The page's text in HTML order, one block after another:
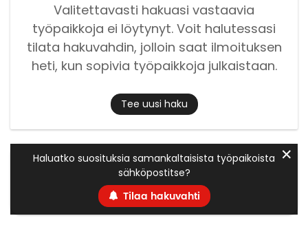
Valitettavasti hakuasi vastaavia
työpaikkoja ei löytynyt. Voit halutessasi
tilata hakuvahdin, jolloin saat ilmoituksen
heti, kun sopivia työpaikkoja julkaistaan.
Tee uusi haku
Haluatko suosituksia samankaltaisista työpaikoista
sähköpostitse?
Tilaa hakuvahti
✕